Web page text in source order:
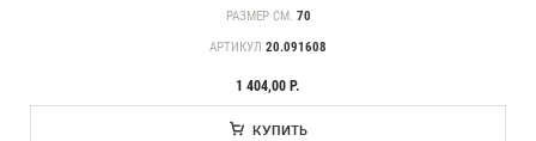
РАЗМЕР СМ. 70
АРТИКУЛ 20.091608
1 404,00 Р.
КУПИТЬ